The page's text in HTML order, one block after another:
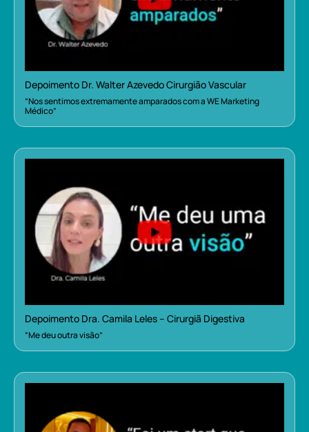
Depoimento Dr. Walter Azevedo Cirurgião Vascular
“Nos sentimos extremamente amparados com a WE Marketing
Médico”
Depoimento Dra. Camila Leles – Cirurgiã Digestiva
“Me deu outra visão”